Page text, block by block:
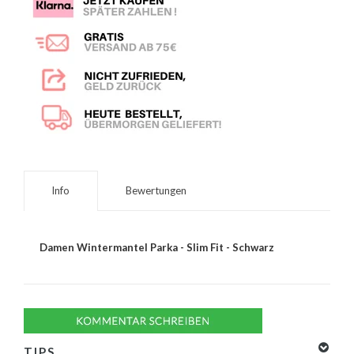
Info Bewertungen
Damen Wintermantel Parka - Slim Fit - Schwarz